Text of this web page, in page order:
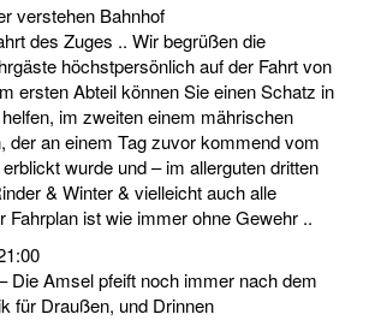
verstehen Bahnhof
des Zuges .. Wir begrüßen die
höchstpersönlich auf der Fahrt von
ersten Abteil können Sie einen Schatz in
im zweiten einem mährischen
der an einem Tag zuvor kommend vom
wurde und – im allerguten dritten
& Winter & vielleicht auch alle
Fahrplan ist wie immer ohne Gewehr ..
Die Amsel pfeift noch immer nach dem
für Draußen, und Drinnen